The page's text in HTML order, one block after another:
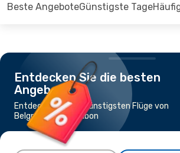
Beste AngeboteGünstigste Tage
Entdecken Sie die besten
Angebote
Entdecken Sie die günstigsten Flüge von
Belgrad nach Lissabon